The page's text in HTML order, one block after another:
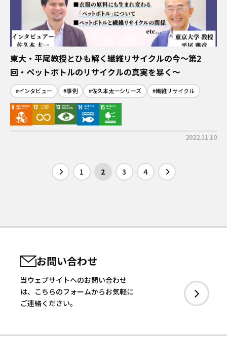
東大・平尾教授とひも解く繊維リサイクルの今～第2
回・ペットボトルのリサイクルの真実を暴く～
#インタビュー #事例 #佐久本太一シリーズ #繊維リサイクル
2022.11.10
1 2 3 4
お問い合わせ
当ウェブサイトへのお問い合わせ
は、こちらのフォームからお気軽に
ご連絡ください。